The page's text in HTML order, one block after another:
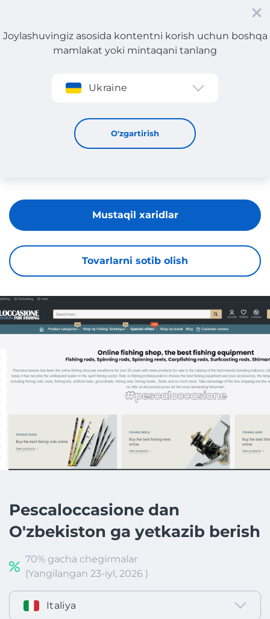
Roʻyxatdan oʻtish
Joylashuvingiz asosida kontentni korish uchun boshqa
mamlakat yoki mintaqani tanlang
Ukraine
O'zgartirish
Pescaloccasione
Tovarlarni sotib olish
Mustaqil xaridlar
Pescaloccasione dan
O'zbekiston ga yetkazib berish
70% gacha chegirmalar
(Yangilangan 23-iyl, 2026 )
Italiya